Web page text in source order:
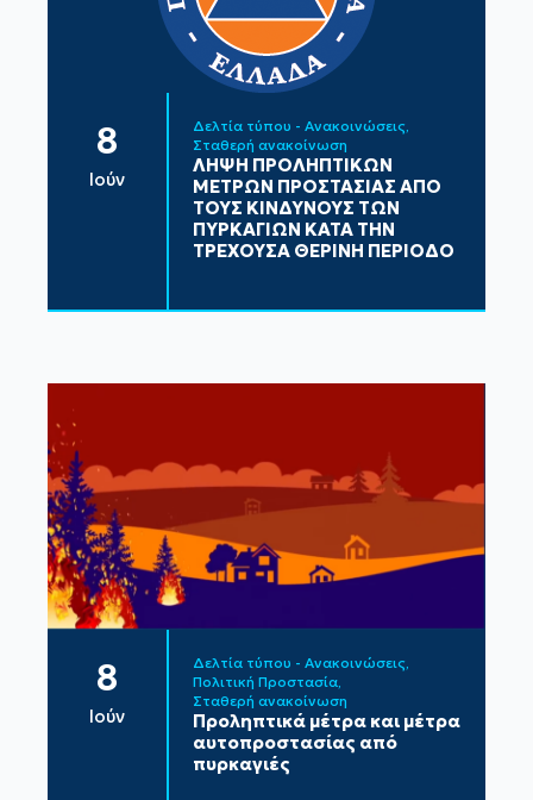
8
Ιούν
Δελτία τύπου - Ανακοινώσεις
Σταθερή ανακοίνωση
ΛΗΨΗ ΠΡΟΛΗΠΤΙΚΩΝ
ΜΕΤΡΩΝ ΠΡΟΣΤΑΣΙΑΣ ΑΠΟ
ΤΟΥΣ ΚΙΝΔΥΝΟΥΣ ΤΩΝ
ΠΥΡΚΑΓΙΩΝ ΚΑΤΑ ΤΗΝ
ΤΡΕΧΟΥΣΑ ΘΕΡΙΝΗ ΠΕΡΙΟΔΟ
8
Ιούν
Δελτία τύπου - Ανακοινώσεις
Πολιτική Προστασία
Σταθερή ανακοίνωση
Προληπτικά μέτρα και μέτρα
αυτοπροστασίας από
πυρκαγιές